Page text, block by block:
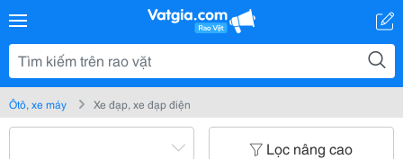
Ôtô, xe máy Xe đạp, xe đạp điện
Lọc nâng cao